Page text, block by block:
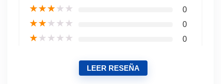
★★★★★ 0
★★★★★ 0
★★★★★ 0
LEER RESEÑA